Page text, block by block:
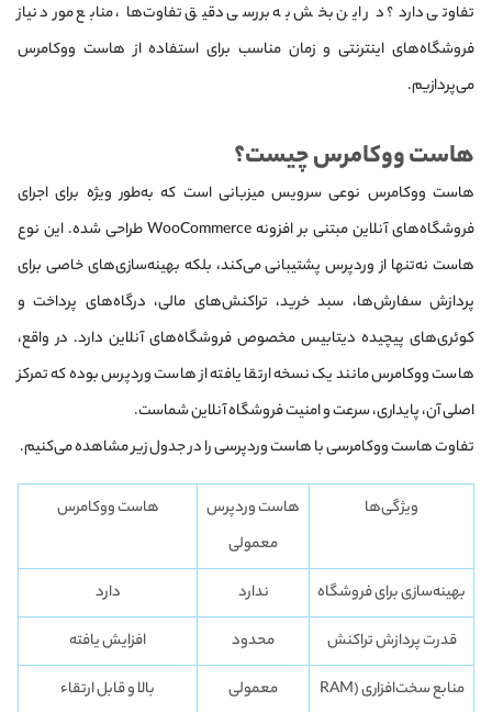
تفاوتی دارد؟ در این بخش به بررسی دقیق تفاوت‌ها، منابع مورد نیاز
فروشگاه‌های اینترنتی و زمان مناسب برای استفاده از هاست ووکامرس
می‌پردازیم.
هاست ووکامرس چیست؟
هاست ووکامرس نوعی سرویس میزبانی است که به‌طور ویژه برای اجرای
فروشگاه‌های آنلاین مبتنی بر افزونه WooCommerce طراحی شده. این نوع
هاست نه‌تنها از وردپرس پشتیبانی می‌کند، بلکه بهینه‌سازی‌های خاصی برای
پردازش سفارش‌ها، سبد خرید، تراکنش‌های مالی، درگاه‌های پرداخت و
کوئری‌های پیچیده دیتابیس مخصوص فروشگاه‌های آنلاین دارد. در واقع،
هاست ووکامرس مانند یک نسخه ارتقا یافته از هاست وردپرس بوده که تمرکز
اصلی آن، پایداری، سرعت و امنیت فروشگاه آنلاین شماست.
تفاوت هاست ووکامرسی با هاست وردپرسی را در جدول زیر مشاهده می‌کنیم.
ویژگی‌ها
هاست وردپرس
معمولی
هاست ووکامرس
بهینه‌سازی برای فروشگاه ندارد
دارد
قدرت پردازش تراکنش
محدود
افزایش یافته
منابع سخت‌افزاری (RAM
معمولی بالا و قابل ارتقاء